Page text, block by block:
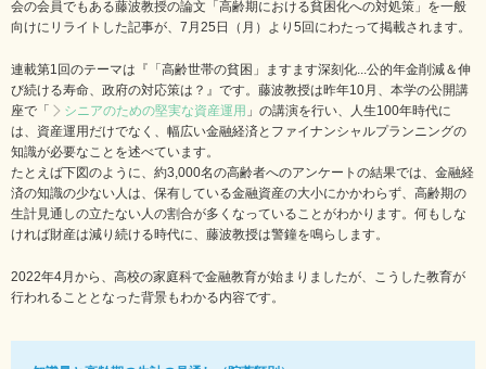
会の会員でもある藤波教授の論文「高齢期における貧困化への対処策」を一般
向けにリライトした記事が、7月25日（月）より5回にわたって掲載されます。
連載第1回のテーマは『「高齢世帯の貧困」ますます深刻化...公的年金削減＆伸
び続ける寿命、政府の対応策は？』です。藤波教授は昨年10月、本学の公開講
座で「
シニアのための堅実な資産運用 」の講演を行い、人生100年時代に
は、資産運用だけでなく、幅広い金融経済とファイナンシャルプランニングの
知識が必要なことを述べています。
たとえば下図のように、約3,000名の高齢者へのアンケートの結果では、金融経
済の知識の少ない人は、保有している金融資産の大小にかかわらず、高齢期の
生計見通しの立たない人の割合が多くなっていることがわかります。何もしな
ければ財産は減り続ける時代に、藤波教授は警鐘を鳴らします。
2022年4月から、高校の家庭科で金融教育が始まりましたが、こうした教育が
行われることとなった背景もわかる内容です。